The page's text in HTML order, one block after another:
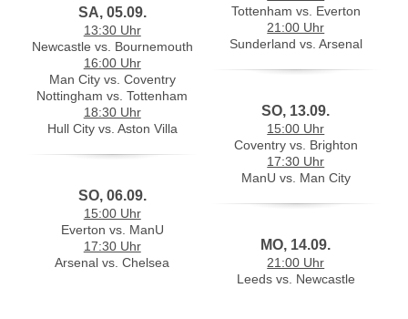
SA, 05.09.
13:30 Uhr
Newcastle vs. Bournemouth
16:00 Uhr
Man City vs. Coventry
Nottingham vs. Tottenham
18:30 Uhr
Hull City vs. Aston Villa
SO, 06.09.
15:00 Uhr
Everton vs. ManU
17:30 Uhr
Arsenal vs. Chelsea
Tottenham vs. Everton
21:00 Uhr
Sunderland vs. Arsenal
SO, 13.09.
15:00 Uhr
Coventry vs. Brighton
17:30 Uhr
ManU vs. Man City
MO, 14.09.
21:00 Uhr
Leeds vs. Newcastle